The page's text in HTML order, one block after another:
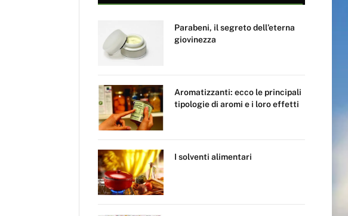
Parabeni, il segreto dell’eterna
giovinezza
Aromatizzanti: ecco le principali
tipologie di aromi e i loro effetti
I solventi alimentari